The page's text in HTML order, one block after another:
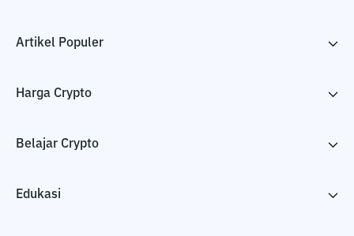
Artikel Populer
Harga Crypto
Belajar Crypto
Edukasi